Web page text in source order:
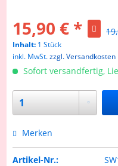
15,90 € *
Inhalt: 1 Stück
inkl. MwSt.zzgl. Versandkosten
Sofort versandfertig,
Merken
Artikel-Nr.: